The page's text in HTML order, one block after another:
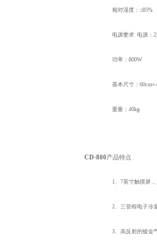
相对湿度：≤85%
电源要求 电源：
功率：800W
基本尺寸：
重量：40kg
CD-800 产品特点
1、7英寸触摸屏
2、三管程电子冷
3、 高反射的镀金